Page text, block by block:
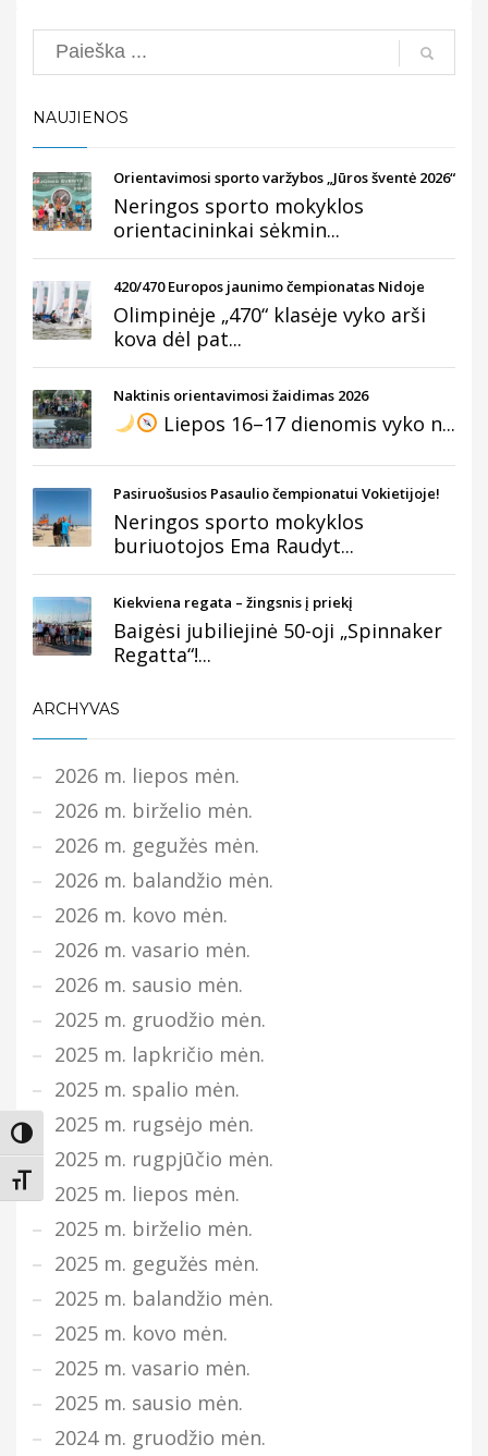
Įjungti didesnį kontrastą
Keisti teksto dydį
Search
NAUJIENOS
Orientavimosi sporto varžybos „Jūros šventė 2026“
Neringos sporto mokyklos
orientacininkai sėkmin...
420/470 Europos jaunimo čempionatas Nidoje
Olimpinėje „470“ klasėje vyko arši
kova dėl pat...
Naktinis orientavimosi žaidimas 2026
Liepos 16–17 dienomis vyko n...
Pasiruošusios Pasaulio čempionatui Vokietijoje!
Neringos sporto mokyklos
buriuotojos Ema Raudyt...
Kiekviena regata – žingsnis į priekį
Baigėsi jubiliejinė 50-oji „Spinnaker
Regatta“!...
ARCHYVAS
2026 m. liepos mėn.
2026 m. birželio mėn.
2026 m. gegužės mėn.
2026 m. balandžio mėn.
2026 m. kovo mėn.
2026 m. vasario mėn.
2026 m. sausio mėn.
2025 m. gruodžio mėn.
2025 m. lapkričio mėn.
2025 m. spalio mėn.
2025 m. rugsėjo mėn.
2025 m. rugpjūčio mėn.
2025 m. liepos mėn.
2025 m. birželio mėn.
2025 m. gegužės mėn.
2025 m. balandžio mėn.
2025 m. kovo mėn.
2025 m. vasario mėn.
2025 m. sausio mėn.
2024 m. gruodžio mėn.